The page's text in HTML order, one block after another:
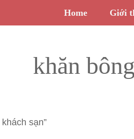
Home Giới
khăn
sạn”